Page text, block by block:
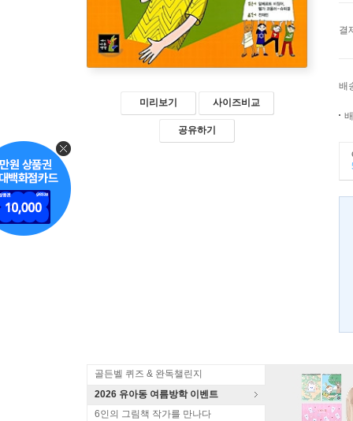
미리보기 사이즈비교
공유하기
결
배
골든벨 퀴즈 & 완독챌린지
2026 유아동 여름방학 이벤트
6인의 그림책 작가를 만나다